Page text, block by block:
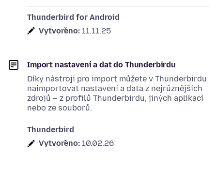
Thunderbird for Android
Vytvořeno: 11.11.25
Import nastavení a dat do Thunderbirdu
Díky nástroji pro import můžete v Thunderbirdu
naimportovat nastavení a data z nejrůznějších
zdrojů – z profilů Thunderbirdu, jiných aplikací
nebo ze souborů.
Thunderbird
Vytvořeno: 10.02.26